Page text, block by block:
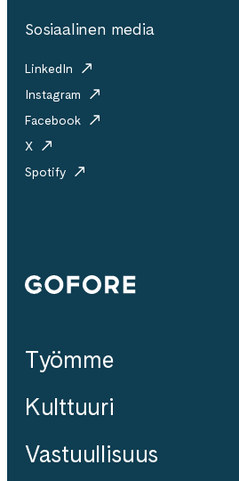
Sosiaalinen media
LinkedIn
Instagram
Facebook
X
Spotify
Gofore
Työmme
Kulttuuri
Vastuullisuus